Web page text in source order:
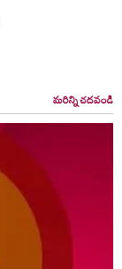
మరిన్ని చదవండి